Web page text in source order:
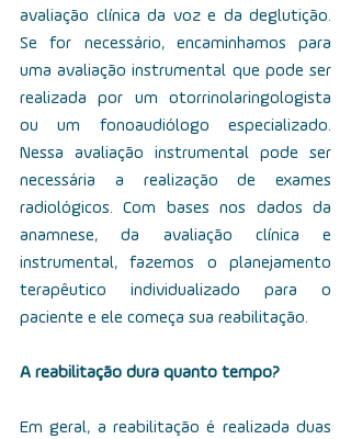
avaliação clínica da voz e da deglutição.
Se for necessário, encaminhamos para
uma avaliação instrumental que pode ser
realizada por um otorrinolaringologista
ou um fonoaudiólogo especializado.
Nessa avaliação instrumental pode ser
necessária a realização de exames
radiológicos. Com bases nos dados da
anamnese, da avaliação clínica e
instrumental, fazemos o planejamento
terapêutico individualizado para o
paciente e ele começa sua reabilitação.
A reabilitação dura quanto tempo?
Em geral, a reabilitação é realizada duas